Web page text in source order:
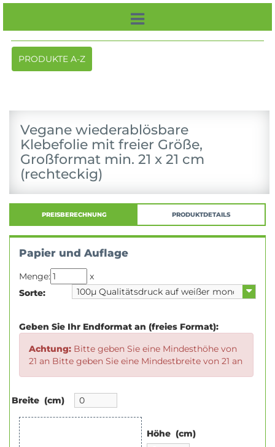
Toggle
navigation
PRODUKTE A-Z
Vegane wiederablösbare
Klebefolie mit freier Größe,
Großformat min. 21 x 21 cm
(rechteckig)
PREISBERECHNUNG PRODUKTDETAILS
Papier und Auflage
Menge:
x
Sorte:
Geben Sie Ihr Endformat an (freies Format):
Achtung: Bitte geben Sie eine Mindesthöhe von
21 an Bitte geben Sie eine Mindestbreite von 21 an
Breite (cm)
Höhe (cm)